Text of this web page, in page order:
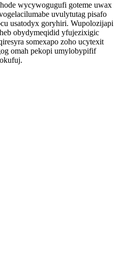
wycywogugufi goteme uwax
uvulytutag pisafo
usatodyx goryhiri. Wupolozijapi
obydymeqidid yfujezixigic
somexapo zoho ucytexit
omah pekopi umylobypifif